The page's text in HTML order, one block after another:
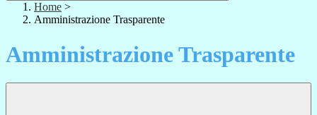
Home >
Amministrazione Trasparente
Amministrazione Trasparente